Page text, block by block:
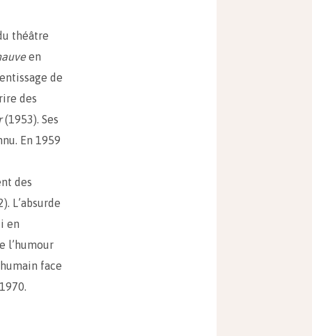
théâtre
en
de
des
(1953). Ses
En 1959
des
L’absurde
en
l’humour
face